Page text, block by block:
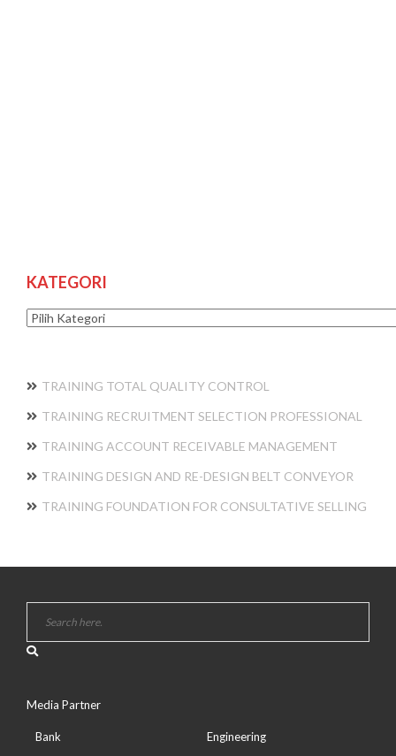
KATEGORI
Kategori
TRAINING TOTAL QUALITY CONTROL
TRAINING RECRUITMENT SELECTION PROFESSIONAL
TRAINING ACCOUNT RECEIVABLE MANAGEMENT
TRAINING DESIGN AND RE-DESIGN BELT CONVEYOR
TRAINING FOUNDATION FOR CONSULTATIVE SELLING
Media Partner
Bank
Engineering